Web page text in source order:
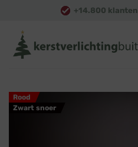
content
+14.800 klanten
Rood
Zwart snoer